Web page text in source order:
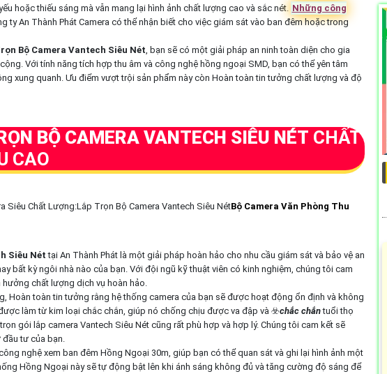
hoặc thiếu sáng mà vẫn mang lại hình ảnh chất lượng cao và sắc nét. Những công
ty An Thành Phát Camera có thể nhận biết cho việc giám sát vào ban đêm hoặc trong
Bộ Camera Vantech Siêu Nét, bạn sẽ có một giải pháp an ninh toàn diện cho gia
Với tính năng tích hợp thu âm và công nghệ hồng ngoại SMD, bạn có thể yên tâm
xung quanh. Ưu điểm vượt trội sản phẩm này còn Hoàn toàn tin tưởng chất lượng và độ
BỘ CAMERA VANTECH SIÊU NÉT CHẤT
CAO
Siêu Chất Lượng:Lắp Trọn Bộ Camera Vantech Siêu NétBộ Camera Văn Phòng Thu
Siêu Nét tại An Thành Phát là một giải pháp hoàn hảo cho nhu cầu giám sát và bảo vệ an
bất kỳ ngôi nhà nào của bạn. Với đội ngũ kỹ thuật viên có kinh nghiệm, chúng tôi cam
chất lượng dịch vụ hoàn hảo.
Hoàn toàn tin tưởng rằng hệ thống camera của bạn sẽ được hoạt động ổn định và không
làm từ kim loại chắc chắn, giúp nó chống chịu được va đập và ☣️chắc chắntuổi thọ
gói lắp camera Vantech Siêu Nét cũng rất phù hợp và hợp lý. Chúng tôi cam kết sẽ
tư của bạn.
nghệ xem ban đêm Hồng Ngoại 30m, giúp bạn có thể quan sát và ghi lại hình ảnh một
Hồng Ngoại này sẽ tự động bật lên khi ánh sáng không đủ và tăng cường độ sáng để